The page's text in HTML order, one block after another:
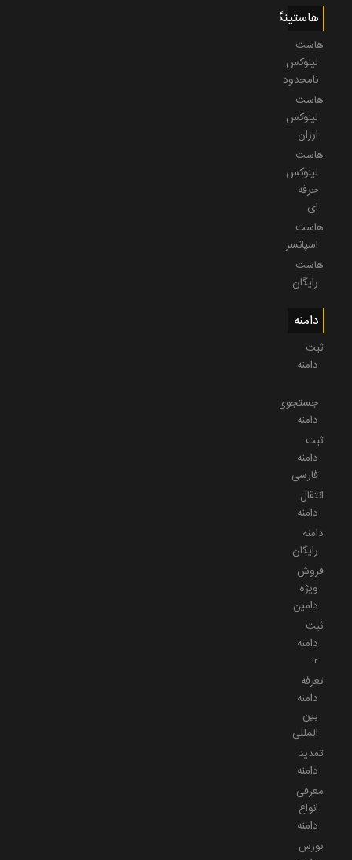
هاستینگ
هاست
لینوکس
نامحدود
هاست
لینوکس
ارزان
هاست
لینوکس
حرفه
ای
هاست
اسپانسر
هاست
رایگان
دامنه
ثبت
دامنه
جستجوی
دامنه
ثبت
دامنه
فارسی
انتقال
دامنه
دامنه
رایگان
فروش
ویژه
دامین
ثبت
دامنه
ir
تعرفه
دامنه
بین
المللی
تمدید
دامنه
معرفی
انواع
دامنه
بورس